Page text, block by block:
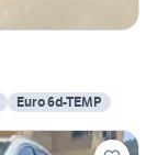
Euro 6d-TEMP